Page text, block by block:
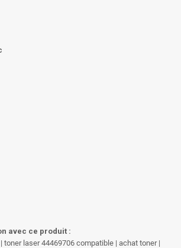
avec ce produit :
toner laser 44469706 compatible | achat toner |